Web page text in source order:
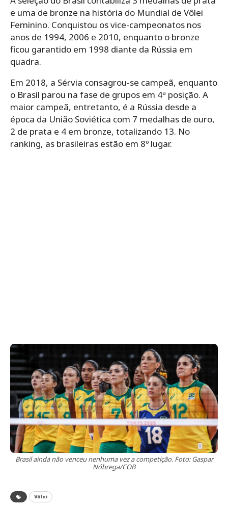
e uma de bronze na história do Mundial de Vôlei
Feminino. Conquistou os vice-campeonatos nos
anos de 1994, 2006 e 2010, enquanto o bronze
ficou garantido em 1998 diante da Rússia em
quadra.
Em 2018, a Sérvia consagrou-se campeã, enquanto
o Brasil parou na fase de grupos em 4ª posição. A
maior campeã, entretanto, é a Rússia desde a
época da União Soviética com 7 medalhas de ouro,
2 de prata e 4 em bronze, totalizando 13. No
ranking, as brasileiras estão em 8º lugar.
Brasil ainda não venceu nenhuma vez a competição. Foto: Gaspar
Nóbrega/COB
Vôlei